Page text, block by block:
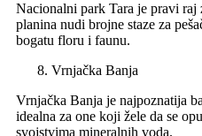
Nacionalni park Tara je pravi
planina nudi brojne staze za
bogatu floru i faunu.
Vrnjačka Banja
Vrnjačka Banja je najpoznatija
idealna za one koji žele da se
svojstvima mineralnih voda.